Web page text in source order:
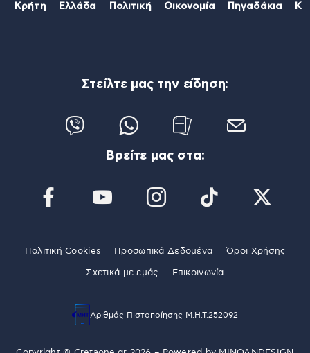
Κρήτη Ελλάδα Πολιτική Οικονομία Πηγαδάκια
Στείλτε μας την είδηση:
Βρείτε μας στα:
Πολιτική Cookies Προσωπικά Δεδομένα Όροι Χρήσης
Σχετικά με εμάς Επικοινωνία
Αριθμός Πιστοποίησης Μ.Η.Τ.252092